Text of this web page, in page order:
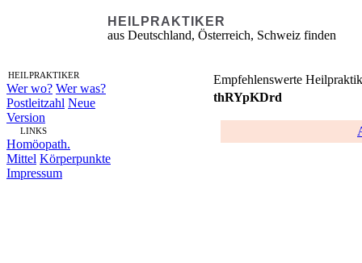
HEILPRAKTIKER
aus Deutschland, Österreich, Schweiz finden
HEILPRAKTIKER
Wer wo? Wer was?
Postleitzahl Neue
Version
LINKS
Homöopath.
Mittel Körperpunkte
Impressum
Empfehlenswerte
thRYpKDrd